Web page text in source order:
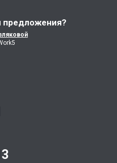
предложения?